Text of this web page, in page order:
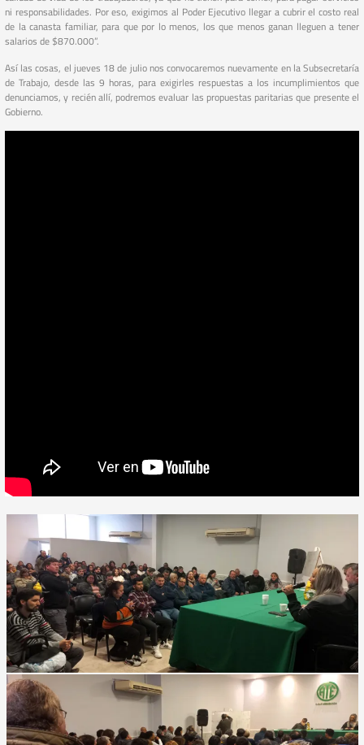
ni responsabilidades. Por eso, exigimos al Poder Ejecutivo llegar a cubrir el costo real
de la canasta familiar, para que por lo menos, los que menos ganan lleguen a tener
salarios de $870.000”.
Así las cosas, el jueves 18 de julio nos convocaremos nuevamente en la Subsecretaría
de Trabajo, desde las 9 horas, para exigirles respuestas a los incumplimientos que
denunciamos, y recién allí, podremos evaluar las propuestas paritarias que presente el
Gobierno.